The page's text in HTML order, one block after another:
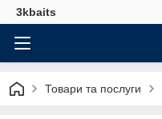
3kbaits
Товари та послуги